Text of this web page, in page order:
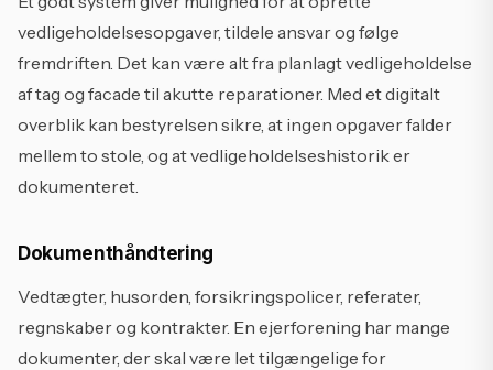
vedligeholdelsesopgaver, tildele ansvar og følge
fremdriften. Det kan være alt fra planlagt vedligeholdelse
af tag og facade til akutte reparationer. Med et digitalt
overblik kan bestyrelsen sikre, at ingen opgaver falder
mellem to stole, og at vedligeholdelseshistorik er
dokumenteret.
Dokumenthåndtering
Vedtægter, husorden, forsikringspolicer, referater,
regnskaber og kontrakter. En ejerforening har mange
dokumenter, der skal være let tilgængelige for